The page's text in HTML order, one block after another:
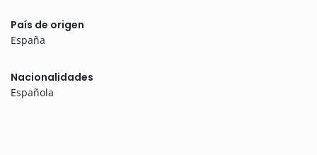
País de origen
España
Nacionalidades
Española